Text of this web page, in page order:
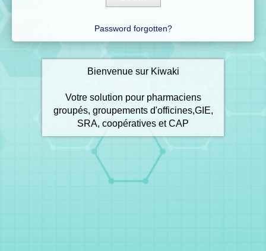
Password forgotten?
Bienvenue sur Kiwaki
Votre solution pour pharmaciens
groupés, groupements d'officines,GIE,
SRA, coopératives et CAP